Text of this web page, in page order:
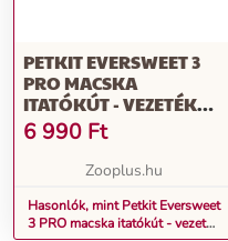
PETKIT EVERSWEET 3
PRO MACSKA
ITATÓKÚT - VEZETÉK
NÉLKÜLI
CSERESZIVATTYÚ
6 990 Ft
Zooplus.hu
Hasonlók, mint Petkit Eversweet
3 PRO macska itatókút - vezeték